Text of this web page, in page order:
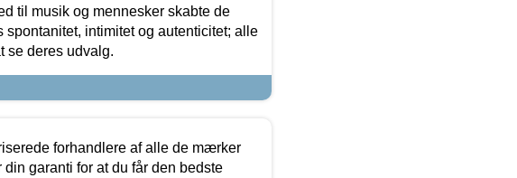
til musik og mennesker skabte de
spontanitet, intimitet og autenticitet; alle
se deres udvalg.
forhandlere af alle de mærker
garanti for at du får den bedste